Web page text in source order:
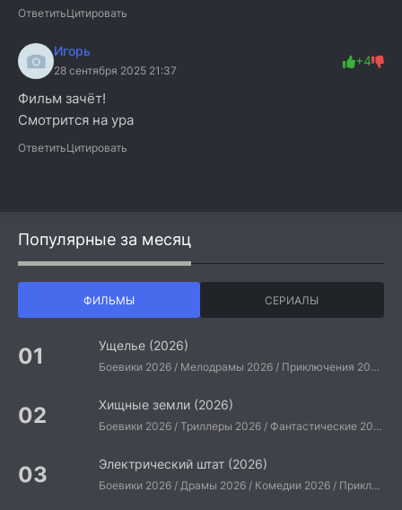
ОтветитьЦитировать
Игорь
28 сентября 2025 21:37
+4
Фильм зачёт!
Смотрится на ура
ОтветитьЦитировать
Популярные за месяц
ФИЛЬМЫ СЕРИАЛЫ
Ущелье (2026)
Боевики 2026 / Мелодрамы 2026 / Приключения 2026 / Ужасы 2026 / Фантастические 2026 / Зарубежные фильмы 2026 / Американские фильмы / Фильмы 2026
Хищные земли (2026)
Боевики 2026 / Триллеры 2026 / Фантастические 2026 / Зарубежные фильмы 2026 / Американские фильмы / Фильмы 2026
Электрический штат (2026)
Боевики 2026 / Драмы 2026 / Комедии 2026 / Приключения 2026 / Фантастические 2026 / Зарубежные фильмы 2026 / Американские фильмы / Фильмы 2026